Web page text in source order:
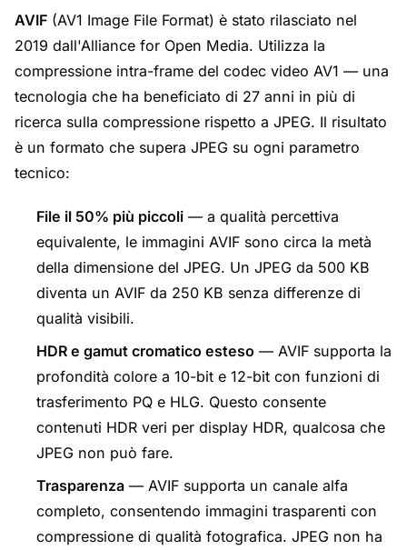
AVIF (AV1 Image File Format) è stato rilasciato nel
2019 dall'Alliance for Open Media. Utilizza la
compressione intra-frame del codec video AV1 — una
tecnologia che ha beneficiato di 27 anni in più di
ricerca sulla compressione rispetto a JPEG. Il risultato
è un formato che supera JPEG su ogni parametro
tecnico:
File il 50% più piccoli — a qualità percettiva
equivalente, le immagini AVIF sono circa la metà
della dimensione del JPEG. Un JPEG da 500 KB
diventa un AVIF da 250 KB senza differenze di
qualità visibili.
HDR e gamut cromatico esteso — AVIF supporta la
profondità colore a 10-bit e 12-bit con funzioni di
trasferimento PQ e HLG. Questo consente
contenuti HDR veri per display HDR, qualcosa che
JPEG non può fare.
Trasparenza — AVIF supporta un canale alfa
completo, consentendo immagini trasparenti con
compressione di qualità fotografica. JPEG non ha